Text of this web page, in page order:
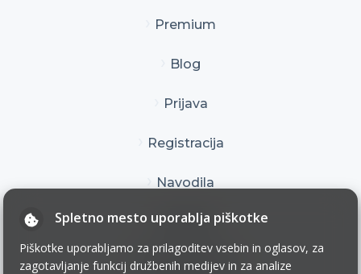
Premium
Blog
Prijava
Registracija
Navodila
Kontakt
Pogoji uporabe
Spletno mesto uporablja piškotke
Piškotke uporabljamo za prilagoditev vsebin in oglasov, za
zagotavljanje funkcij družbenih medijev in za analize